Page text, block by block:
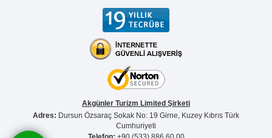
Akgünler Turizm Limited Şirketi
Adres: Dursun Özsaraç Sokak No: 19 Girne, Kuzey Kıbrıs Türk
Cumhuriyeti